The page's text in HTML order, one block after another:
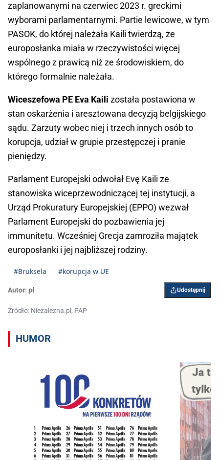
zaplanowanymi na czerwiec 2023 r. greckimi
wyborami parlamentarnymi. Partie lewicowe, w tym
PASOK, do której należała Kaili twierdzą, że
europosłanka miała w rzeczywistości więcej
wspólnego z prawicą niż ze środowiskiem, do
którego formalnie należała.
Wiceszefowa PE Eva Kaili została postawiona w
stan oskarżenia i aresztowana decyzją belgijskiego
sądu. Zarzuty wobec niej i trzech innych osób to
korupcja, udział w grupie przestępczej i pranie
pieniędzy.
Parlament Europejski odwołał Evę Kaili ze
stanowiska wiceprzewodniczącej tej instytucji, a
Urząd Prokuratury Europejskiej (EPPO) wezwał
Parlament Europejski do pozbawienia jej
immunitetu. Wcześniej Grecja zamroziła majątek
europosłanki i jej najbliższej rodziny.
#Bruksela #korupcja w UE
Autor: pł Udostępnij
Źródło: Niezalezna.pl, PAP
HUMOR